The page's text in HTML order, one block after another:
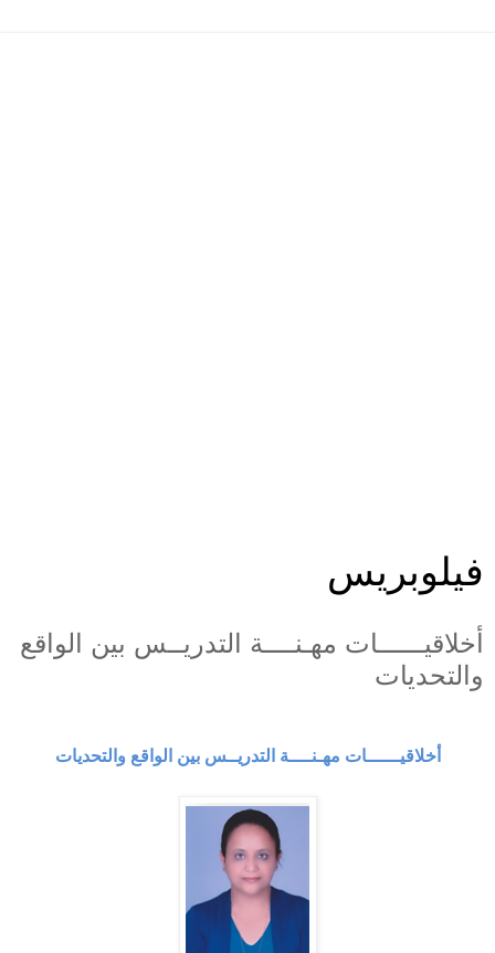
فيلوبريس
أخلاقيــــــات مهـنــــة التدريــس بين الواقع
والتحديات
أخلاقيــــــات مهـنــــة التدريــس بين الواقع والتحديات